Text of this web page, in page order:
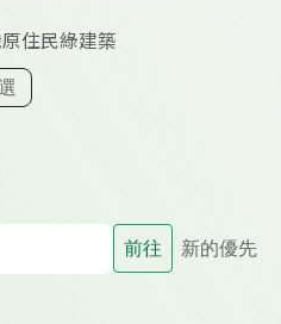
住民綠建築
前往 新的優先